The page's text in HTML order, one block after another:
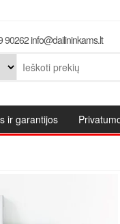
90262 info@dailininkams.lt
ir garantijos